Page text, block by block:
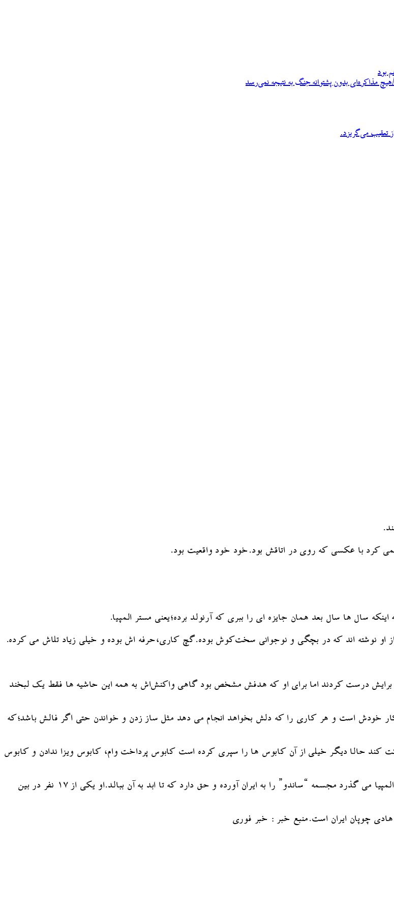
بود
مذاکره‌ای بدون پشتوانه جنگ به نتیجه نمی‌رسد
تعقیب می‌گریزد.
کرد با عکسی که روی در اتاقش بود.خود خود واقعیت بود.
سال ها سال بعد همان جایزه ای را ببری که آرنولد برده؛یعنی مستر المپیا.
از او نوشته اند که در بچگی و نوجوانی سخت‌کوش بوده.گچ کاری،حرفه اش بوده و خیلی زیاد تلاش می کرده.
درست کردند اما برای او که هدفش مشخص بود گاهی واکنش‌اش به همه این حاشیه ها فقط یک لبخند
است و هر کاری را که دلش بخواهد انجام می دهد مثل ساز زدن و خواندن حتی اگر فالش باشد؛که
کند حالا دیگر خیلی از آن کابوس ها را سپری کرده است کابوس پرداخت وام، کابوس ویزا ندادن و کابوس
او حالا یکی از آن ۱۷ نفر است که در پنجاه و خرده ای سال که از برگزاری مسترالمپیا می گذرد مجسمه “ساندو” را به ایران آورده و حق دارد که تا ابد به آن ببالد.او یکی از ۱۷ نفر در بین
چوپان ایران است.منبع خبر : خبر فوری